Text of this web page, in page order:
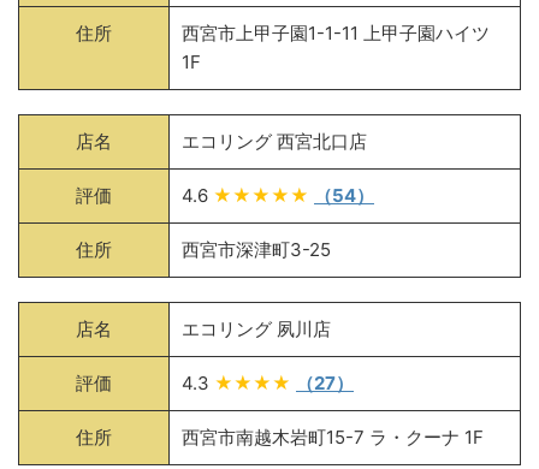
住所
西宮市上甲子園1-1-11 上甲子園ハイツ
1F
店名 エコリング 西宮北口店
評価 4.6 ★★★★★ （54）
住所 西宮市深津町3-25
店名 エコリング 夙川店
評価 4.3 ★★★★ （27）
住所 西宮市南越木岩町15-7 ラ・クーナ 1F